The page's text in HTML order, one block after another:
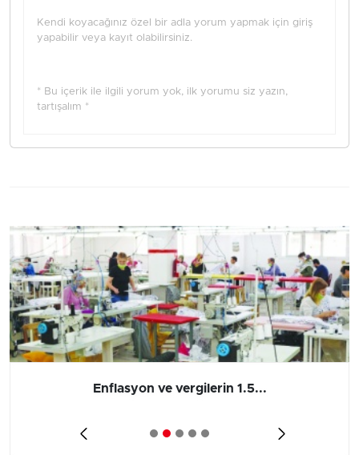
Kendi koyacağınız özel bir adla yorum yapmak için giriş
yapabilir veya kayıt olabilirsiniz.
* Bu içerik ile ilgili yorum yok, ilk yorumu siz yazın,
tartışalım *
Enflasyon ve vergilerin 1.5...